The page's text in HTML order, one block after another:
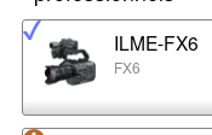
ILME-FX6
FX6